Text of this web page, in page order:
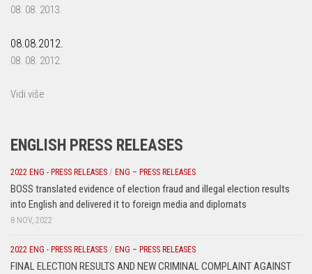
08. 08. 2013.
08.08.2012.
08. 08. 2012.
Vidi više
ENGLISH PRESS RELEASES
2022 ENG - PRESS RELEASES / ENG – PRESS RELEASES
BOSS translated evidence of election fraud and illegal election results
into English and delivered it to foreign media and diplomats
8 NOV, 2022
2022 ENG - PRESS RELEASES / ENG – PRESS RELEASES
FINAL ELECTION RESULTS AND NEW CRIMINAL COMPLAINT AGAINST